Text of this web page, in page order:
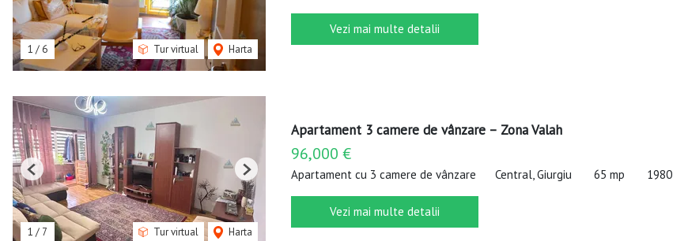
1 / 6 Tur virtual Harta
Vezi mai multe detalii
1 / 7 Tur virtual Harta
Previous Next
Apartament 3 camere de vânzare – Zona Valah
96,000 €
Apartament cu 3 camere de vânzare Central, Giurgiu 65 mp 1980
Vezi mai multe detalii